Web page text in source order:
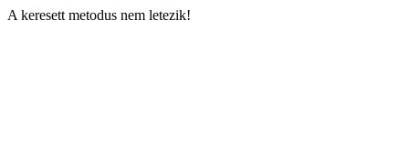
A keresett metodus nem letezik!